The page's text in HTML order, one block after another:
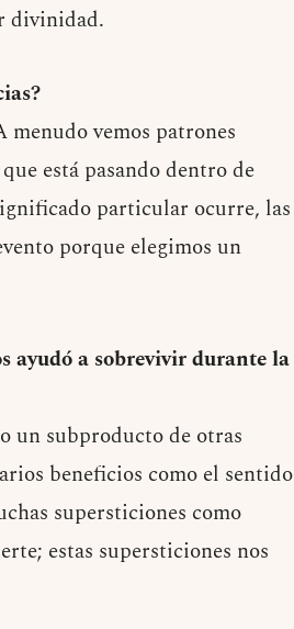
divinidad.
vemos patrones
está pasando dentro de
particular ocurre, las
porque elegimos un
ayudó a sobrevivir durante la
un subproducto de otras
beneficios como el sentido
supersticiones como
estas supersticiones nos